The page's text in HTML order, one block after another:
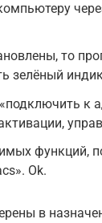
то
зелёный
к
функций,
Ok.
в